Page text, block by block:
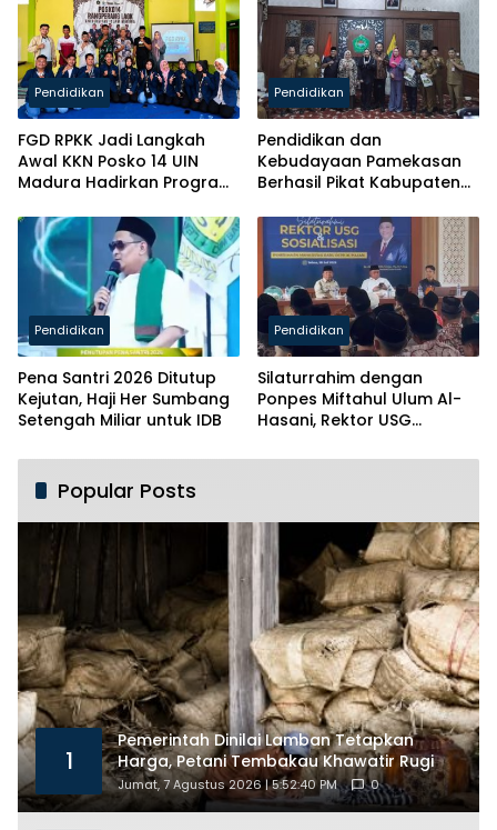
Pendidikan
FGD RPKK Jadi Langkah
Awal KKN Posko 14 UIN
Madura Hadirkan Program
Pendidikan
Pendidikan dan
Kebudayaan Pamekasan
Berhasil Pikat Kabupaten
Pendidikan
Pena Santri 2026 Ditutup
Kejutan, Haji Her Sumbang
Setengah Miliar untuk IDB
Pendidikan
Silaturrahim dengan
Ponpes Miftahul Ulum Al-
Hasani, Rektor USG
Beasiswa
Popular Posts
1
Pemerintah Dinilai Lamban Tetapkan
Harga, Petani Tembakau Khawatir Rugi
Jumat, 7 Agustus 2026 | 5:52:40 PM 0